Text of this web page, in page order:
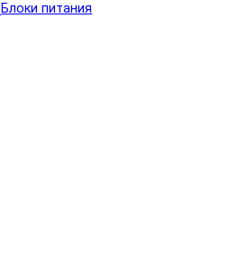
Блоки питания